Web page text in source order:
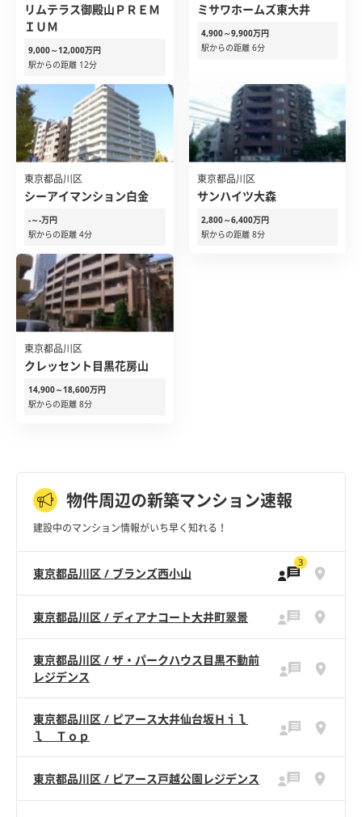
リムテラス御殿山ＰＲＥＭ
ＩＵＭ
9,000～12,000万円
駅からの距離 12分
ミサワホームズ東大井
4,900～9,900万円
駅からの距離 6分
東京都品川区
シーアイマンション白金
-～-万円
駅からの距離 4分
東京都品川区
サンハイツ大森
2,800～6,400万円
駅からの距離 8分
東京都品川区
クレッセント目黒花房山
14,900～18,600万円
駅からの距離 8分
物件周辺の新築マンション速報
建設中のマンション情報がいち早く知れる！
東京都品川区 / ブランズ西小山
3
東京都品川区 / ディアナコート大井町翠景
東京都品川区 / ザ・パークハウス目黒不動前
レジデンス
東京都品川区 / ピアース大井仙台坂Ｈｉｌ
ｌ Ｔｏｐ
東京都品川区 / ピアース戸越公園レジデンス